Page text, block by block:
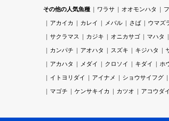
その他の人気魚種
ワラサ オオモンハタ
アカイカ
カレイ メバル さば ウマズ
サクラマス
カジキ オニカサゴ マハタ
カンパチ
アオハタ スズキ キジハタ
アカハタ
メダイ クロソイ キダイ ホ
イトヨリダイ
アイナメ ショウサイフグ
マゴチ
ケンサキイカ カツオ アコウダイ